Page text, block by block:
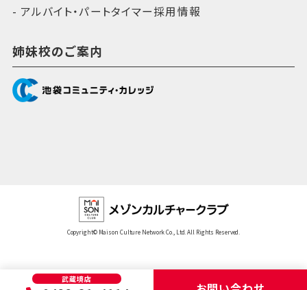
武蔵境店
アルバイト・パートタイマー採用情報
姉妹校のご案内
Copyright© Maison Culture Network Co., Ltd. All Rights Reserved.